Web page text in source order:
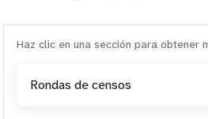
Haz clic en una sección para obtener
Rondas de censos